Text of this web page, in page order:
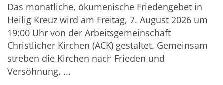
Das monatliche, ökumenische Friedengebet in
Heilig Kreuz wird am Freitag, 7. August 2026 um
19:00 Uhr von der Arbeitsgemeinschaft
Christlicher Kirchen (ACK) gestaltet. Gemeinsam
streben die Kirchen nach Frieden und
Versöhnung. ...